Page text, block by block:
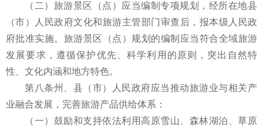
（二）旅游景区（点）应当编制专项规划，经所在地县
（市）人民政府文化和旅游主管部门审查后，报本级人民政
府批准实施。旅游景区（点）规划的编制应当符合全域旅游
发展要求，遵循保护优先、科学利用的原则，突出自然特
性、文化内涵和地方特色。
第八条州、县（市）人民政府应当推动旅游业与相关产
业融合发展，完善旅游产品供给体系：
（一）鼓励和支持依法利用高原雪山、森林湖泊、草原